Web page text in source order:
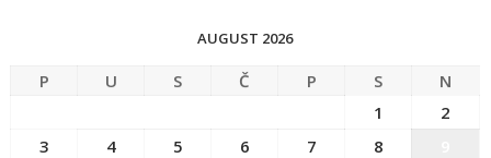
AUGUST 2026
P U S Č P S
N
1
2
3
4 5 6 7 8